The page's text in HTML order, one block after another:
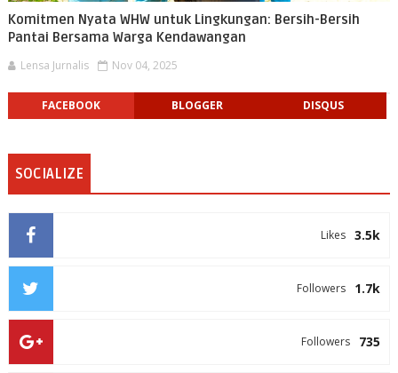
Komitmen Nyata WHW untuk Lingkungan: Bersih-Bersih
Pantai Bersama Warga Kendawangan
Lensa Jurnalis Nov 04, 2025
FACEBOOK BLOGGER DISQUS
SOCIALIZE
3.5k
Likes
1.7k
Followers
735
Followers